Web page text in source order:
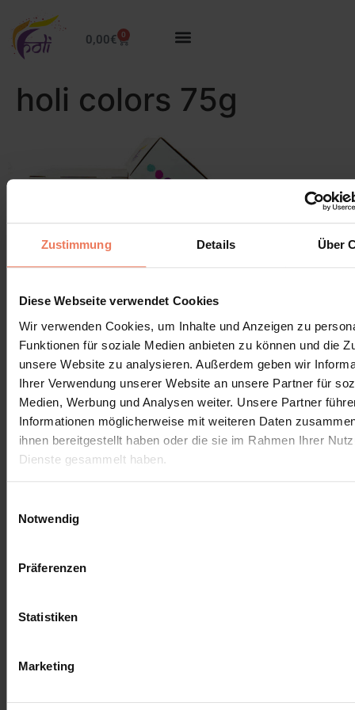
Zustimmung Details Über
Diese Webseite verwendet Cookies
Wir verwenden Cookies, um Inhalte und Anzeigen zu
Funktionen für soziale Medien anbieten zu können und die
unsere Website zu analysieren. Außerdem geben wir
Ihrer Verwendung unserer Website an unsere Partner für
Medien, Werbung und Analysen weiter. Unsere Partner
Informationen möglicherweise mit weiteren Daten
ihnen bereitgestellt haben oder die sie im Rahmen Ihrer
Dienste gesammelt haben.
Notwendig
Präferenzen
Statistiken
Marketing
0,00€ 0
holi colors 75g
Leave a Reply
You must belogged in to post a comment.
Terms and Conditions